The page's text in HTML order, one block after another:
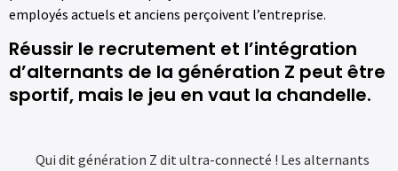
employés actuels et anciens perçoivent l’entreprise.
Réussir le recrutement et l’intégration
d’alternants de la génération Z peut être
sportif, mais le jeu en vaut la chandelle.
Qui dit génération Z dit ultra-connecté ! Les alternants